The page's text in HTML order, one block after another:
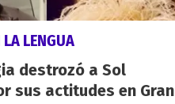
LA LENGUA
destrozó a Sol
sus actitudes en Gran